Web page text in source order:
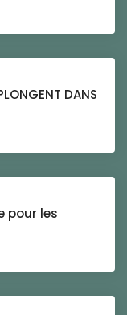
DANS
pour les